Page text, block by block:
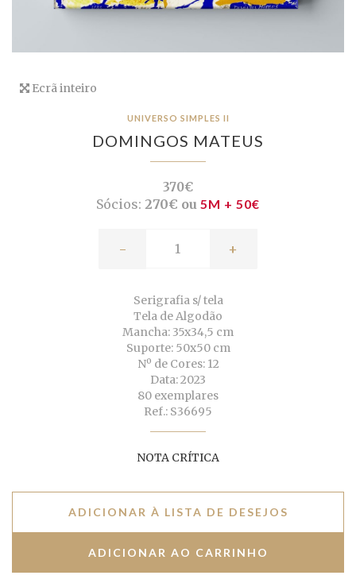
Ecrã inteiro
UNIVERSO SIMPLES II
DOMINGOS MATEUS
370€
Sócios: 270€ ou 5M + 50€
- +
Serigrafia s/ tela
Tela de Algodão
Mancha: 35x34,5 cm
Suporte: 50x50 cm
Nº de Cores: 12
Data: 2023
80 exemplares
Ref.: S36695
NOTA CRÍTICA
ADICIONAR À LISTA DE DESEJOS